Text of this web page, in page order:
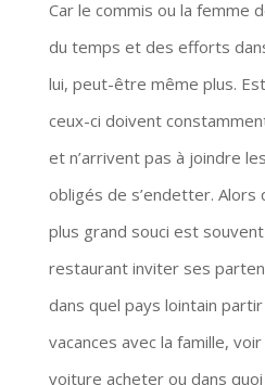
Car le commis ou la femme
du temps et des efforts
lui, peut-être même plus.
ceux-ci doivent
et n’arrivent pas à joindre
obligés de s’endetter. Alors
plus grand souci est
restaurant inviter ses
dans quel pays lointain
vacances avec la famille,
voiture acheter ou dans